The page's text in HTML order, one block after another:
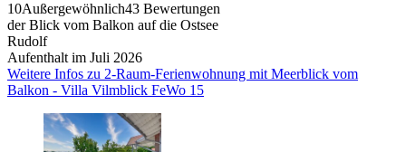
10Außergewöhnlich43 Bewertungen
der Blick vom Balkon auf die Ostsee
Rudolf
Aufenthalt im Juli 2026
Weitere Infos zu 2-Raum-Ferienwohnung mit Meerblick vom
Balkon - Villa Vilmblick FeWo 15